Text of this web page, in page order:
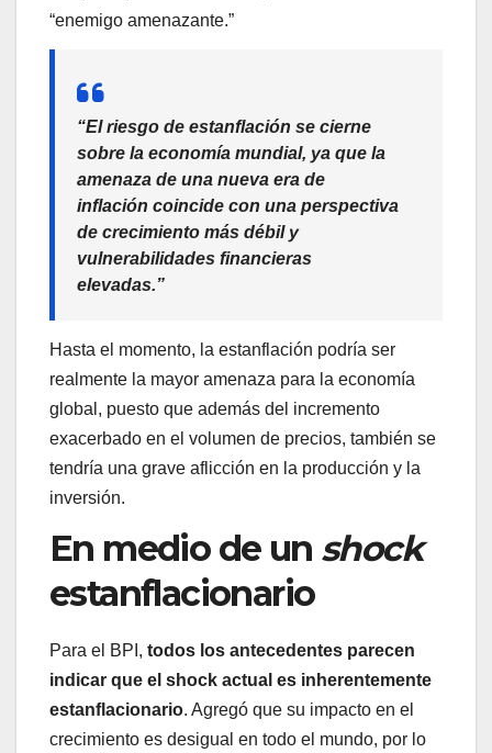
“enemigo amenazante.”
“El riesgo de estanflación se cierne
sobre la economía mundial, ya que la
amenaza de una nueva era de
inflación coincide con una perspectiva
de crecimiento más débil y
vulnerabilidades financieras
elevadas.”
Hasta el momento, la estanflación podría ser
realmente la mayor amenaza para la economía
global, puesto que además del incremento
exacerbado en el volumen de precios, también se
tendría una grave aflicción en la producción y la
inversión.
En medio de un shock
estanflacionario
Para el BPI, todos los antecedentes parecen
indicar que el shock actual es inherentemente
estanflacionario. Agregó que su impacto en el
crecimiento es desigual en todo el mundo, por lo